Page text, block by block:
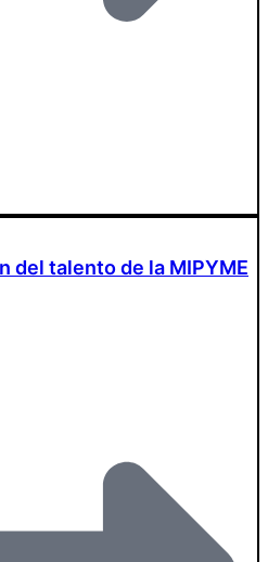
del talento de la MIPYME